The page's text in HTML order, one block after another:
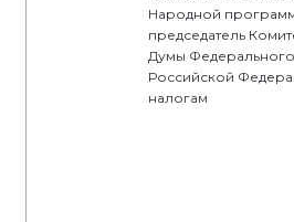
Народной
председатель
Думы
Российской
налогам